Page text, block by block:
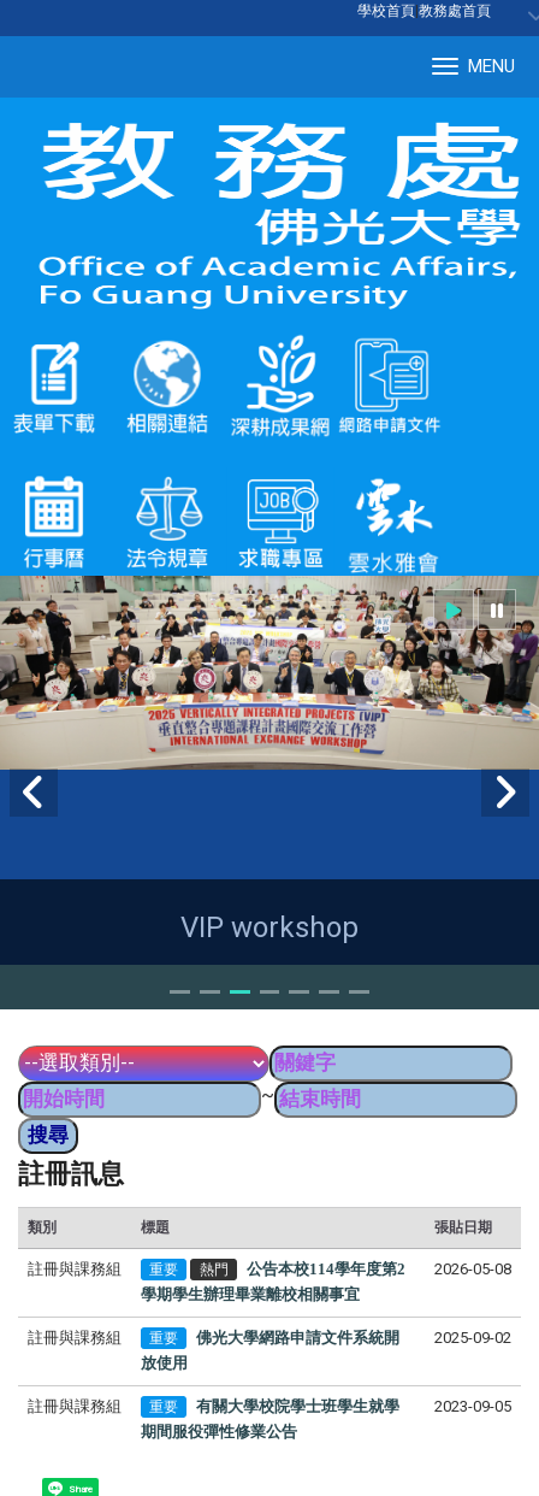
學校首頁 教務處首頁
MENU
VIP workshop
~
註冊訊息
類別 標題 張貼日期
註冊與課務組 重要 熱門
公告本校114學年度第2
學期學生辦理畢業離校相關事宜
2026-05-08
註冊與課務組 重要
佛光大學網路申請文件系統開
放使用
2025-09-02
註冊與課務組 重要
有關大學校院學士班學生就學
期間服役彈性修業公告
2023-09-05
Share